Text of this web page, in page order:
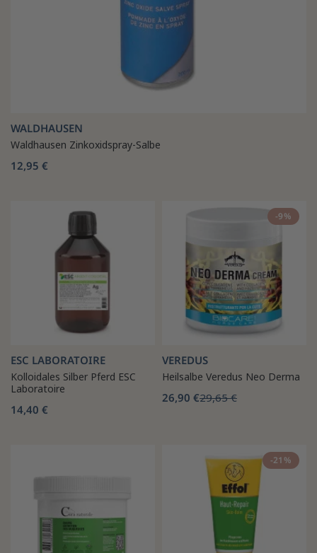
WALDHAUSEN
Waldhausen Zinkoxidspray-Salbe
12,95 €
ESC LABORATOIRE
Kolloidales Silber Pferd ESC
Laboratoire
14,40 €
-9%
VEREDUS
Heilsalbe Veredus Neo Derma
26,90 €29,65 €
-21%